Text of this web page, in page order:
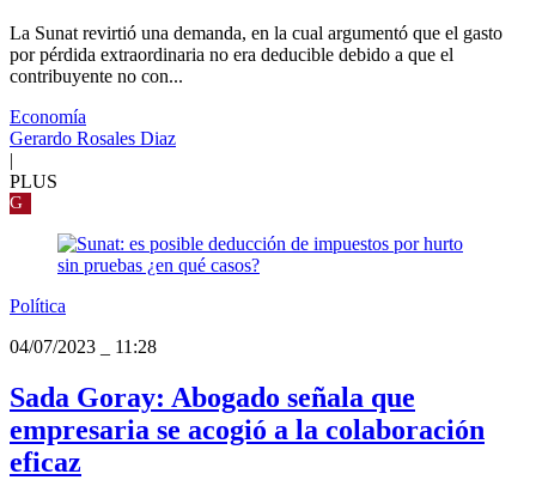
La Sunat revirtió una demanda, en la cual argumentó que el gasto
por pérdida extraordinaria no era deducible debido a que el
contribuyente no con...
Economía
Gerardo Rosales Diaz
|
PLUS
G
Política
04/07/2023
11:28
Sada Goray: Abogado señala que
empresaria se acogió a la colaboración
eficaz